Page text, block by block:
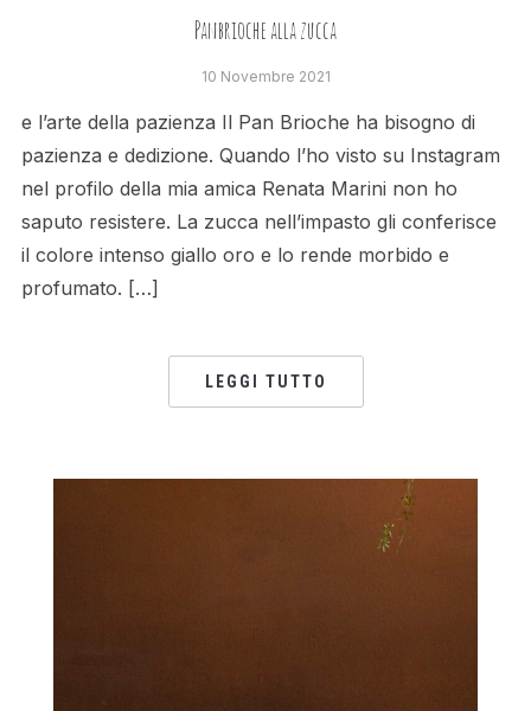
Panbrioche alla zucca
10 Novembre 2021
e l’arte della pazienza Il Pan Brioche ha bisogno di
pazienza e dedizione. Quando l’ho visto su Instagram
nel profilo della mia amica Renata Marini non ho
saputo resistere. La zucca nell’impasto gli conferisce
il colore intenso giallo oro e lo rende morbido e
profumato. […]
LEGGI TUTTO